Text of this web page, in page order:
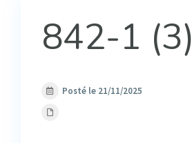
842-1 (3)
Posté le 21/11/2025